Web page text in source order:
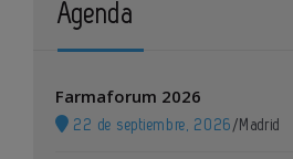
Agenda
Farmaforum 2026
22 de septiembre, 2026 / Madrid